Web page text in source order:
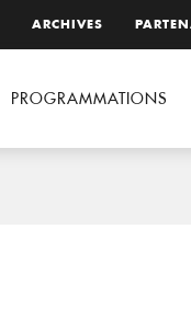
ARCHIVES
PROGRAMMATIONS